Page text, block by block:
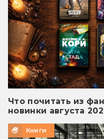
Что почитать из
новинки августа
Книги